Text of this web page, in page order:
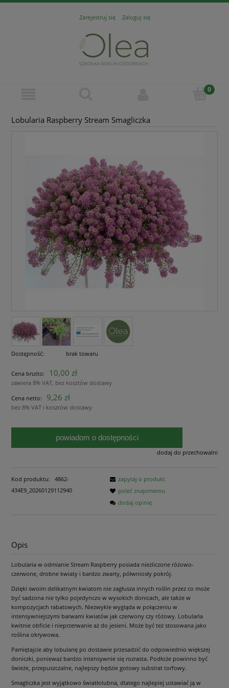
Zarejestruj się Zaloguj się
Lobularia Raspberry Stream Smagliczka
Dostępność: brak towaru
Cena brutto: 10,00 zł
zawiera 8% VAT, bez kosztów dostawy
Cena netto:
9,26 zł
bez 8% VAT i kosztów dostawy
powiadom o dostępności
dodaj do przechowalni
Kod produktu:
4862-
434E9_20260129112940
zapytaj o produkt
poleć znajomemu
dodaj opinię
Opis
Lobularia w odmianie Stream Raspberry posiada niezliczone różowo-
czerwone, drobne kwiaty i bardzo zwarty, półwniosły pokrój.
Dzięki swoim delikatnym kwiatom nie zagłusza innych roślin przez co może
być sadzona nie tylko pojedynczo w wysokich donicach, ale także w
kompozycjach rabatowych. Niezwykle wygląda w połączeniu w
intensywniejszymi barwami kwiatów jak czerwony czy różowy. Lobularia
kwitnie obficie i nieprzerwanie aż do jesieni. Może być też stosowana jako
roślina okrywowa.
Pamiętajcie aby lobularię po dostawie przesadzić do odpowiednio większej
doniczki, ponieważ bardzo intensywnie się rozrasta. Podłoże powinno być
świeże, przepuszczalne, najlepszy będzie gotowy substrat torfowy.
Smagliczka jest wyjątkowo światłolubna, dlatego najlepiej ustawiać ją w